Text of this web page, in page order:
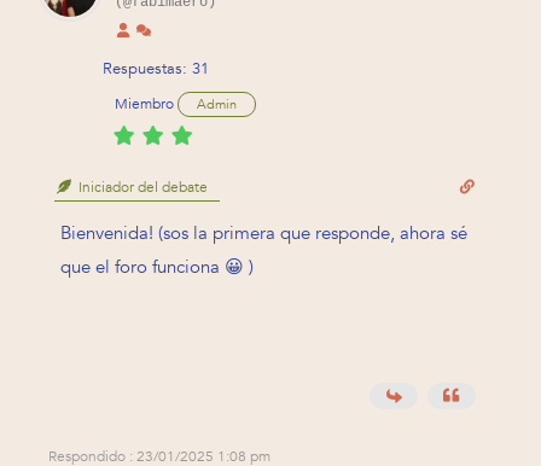
Respuestas: 31
Miembro Admin
Iniciador del debate
Bienvenida! (sos la primera que responde, ahora sé
que el foro funciona 😀 )
Respondido : 23/01/2025 1:08 pm